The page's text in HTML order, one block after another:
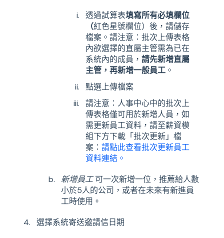
透過試算表填寫所有必填欄位
（紅色星號欄位）後，請儲存
檔案。請注意：批次上傳表格
內欲選擇的直屬主管需為已在
系統內的成員， 請先新增直屬
主管，再新增一般員工 。
點選上傳檔案
請注意：人事中心中的批次上
傳表格僅可用於新增人員，如
需更新員工資料，請至薪資模
組下方下載「批次更新」檔
案： 請點此查看批次更新員工
資料連結。
新增員工可一次新增一位，推薦給人數
小於5人的公司，或者在未來有新進員
工時使用。
選擇系統寄送邀請信日期